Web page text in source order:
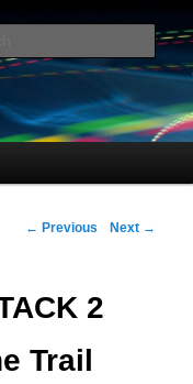
online
Post navigation
← Previous Next →
2
Trail